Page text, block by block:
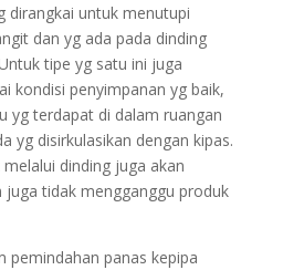
dirangkai untuk menutupi
dan yg ada pada dinding
tipe yg satu ini juga
kondisi penyimpanan yg baik,
yg terdapat di dalam ruangan
yg disirkulasikan dengan kipas.
dinding juga akan
juga tidak mengganggu produk
pemindahan panas kepipa